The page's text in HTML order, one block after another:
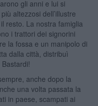
gli anni e lui si
altezzosi dell’illustre
resto. La nostra famiglia
i trattori dei signorini
la fossa e un manipolo di
dalla città, distribuì
anche dopo la
una volta passata la
in paese, scampati ai